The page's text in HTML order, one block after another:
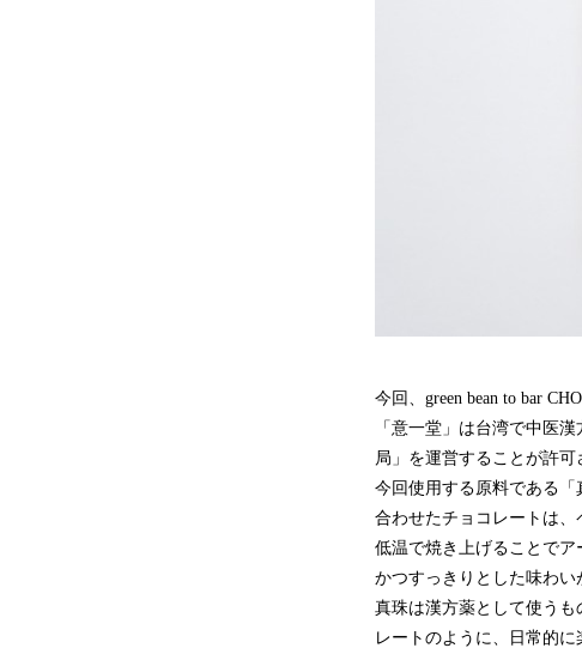
今回、green bean to bar
「意一堂」は台湾で中医
局」を運営することが許
今回使用する原料である「
合わせたチョコレートは、
低温で焼き上げることでア
かつすっきりとした味わい
真珠は漢方薬として使う
レートのように、日常的